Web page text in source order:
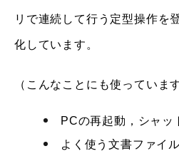
リで連続して行う定型操作を
化しています。
（こんなことにも使っています
PCの再起動，シャッ
よく使う文書ファイ